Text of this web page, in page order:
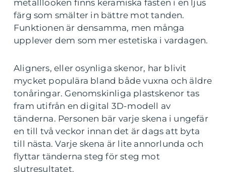
metalllooken finns keramiska fästen i en ljus
färg som smälter in bättre mot tanden.
Funktionen är densamma, men många
upplever dem som mer estetiska i vardagen.
Aligners, eller osynliga skenor, har blivit
mycket populära bland både vuxna och äldre
tonåringar. Genomskinliga plastskenor tas
fram utifrån en digital 3D-modell av
tänderna. Personen bär varje skena i ungefär
en till två veckor innan det är dags att byta
till nästa. Varje skena är lite annorlunda och
flyttar tänderna steg för steg mot
slutresultatet.